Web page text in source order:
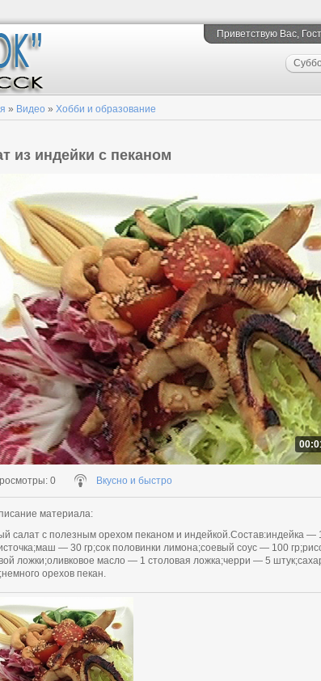
Приветствую Вас,
» Видео » Хобби и образование
из индейки с пеканом
: 0 Вкусно и быстро
материала:
салат с полезным орехом пеканом и индейкой.Состав:индейка —
— 30 гр;сок половинки лимона;соевый соус — 100
ложки;оливковое масло — 1 столовая ложка;черри — 5
орехов пекан.